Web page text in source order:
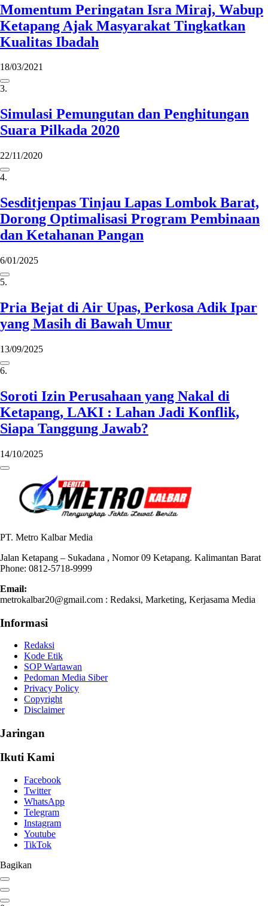
Momentum Peringatan Isra Miraj, Wabup
Ketapang Ajak Masyarakat Tingkatkan
Kualitas Ibadah
18/03/2021
3.
Simulasi Pemungutan dan Penghitungan
Suara Pilkada 2020
22/11/2020
4.
Sesditjenpas Tinjau Lapas Lombok Barat,
Dorong Optimalisasi Program Pembinaan
dan Ketahanan Pangan
6/01/2025
5.
Pria Bejat di Air Upas, Perkosa Adik Ipar
yang Masih di Bawah Umur
13/09/2025
6.
Soroti Izin Perusahaan yang Nakal di
Ketapang, LAKI : Lahan Jadi Konflik,
Siapa Tanggung Jawab?
14/10/2025
PT. Metro Kalbar Media
Jalan Ketapang – Sukadana , Nomor 09 Ketapang. Kalimantan Barat
Phone: 0812-5718-9999
Email:
metrokalbar20@gmail.com : Redaksi, Marketing, Kerjasama Media
Informasi
Redaksi
Kode Etik
SOP Wartawan
Pedoman Media Siber
Privacy Policy
Copyright
Disclaimer
Jaringan
Ikuti Kami
Facebook
Twitter
WhatsApp
Telegram
Instagram
Youtube
TikTok
Bagikan